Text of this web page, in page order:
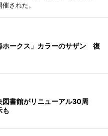
された。
ホークス」カラーのサザン 復
図書館がリニューアル30周
も